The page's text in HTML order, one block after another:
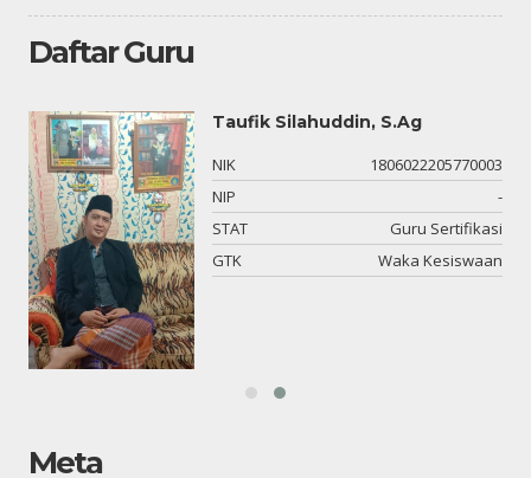
Daftar Guru
Taufik Silahuddin, S.Ag
NIK
1806022205770003
NIP
-
STAT
Guru Sertifikasi
GTK
Waka Kesiswaan
Meta